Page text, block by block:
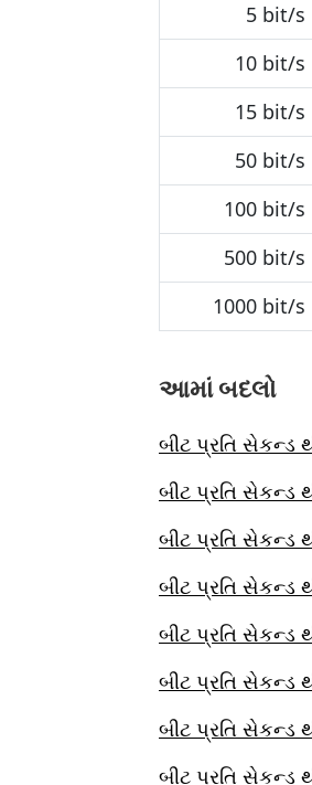
5 bit/s
10 bit/s
15 bit/s
50 bit/s
100 bit/s
500 bit/s
1000 bit/s
આમાં બદલો
બીટ પ્રતિ સેકન્ડ
બીટ પ્રતિ સેકન્ડ
બીટ પ્રતિ સેકન્ડ
બીટ પ્રતિ સેકન્ડ
બીટ પ્રતિ સેકન્ડ
બીટ પ્રતિ સેકન્ડ
બીટ પ્રતિ સેકન્ડ
બીટ પ્રતિ સેકન્ડ